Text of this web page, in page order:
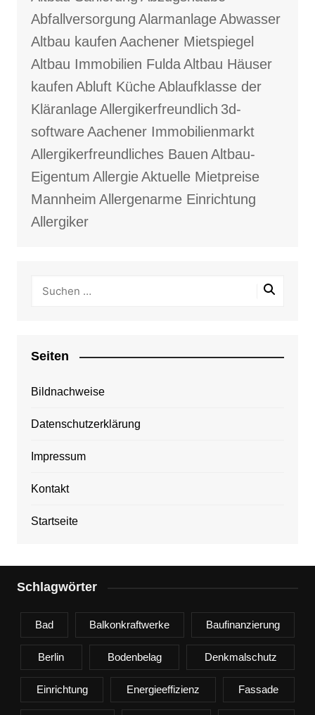
Abfallversorgung AlarmanlageAbwasser
Altbau kaufen Aachener Mietspiegel
Altbau Immobilien FuldaAltbau Häuser
kaufen Abluft KücheAblaufklasse der
KläranlageAllergikerfreundlich 3d-
softwareAachener Immobilienmarkt
Allergikerfreundliches Bauen Altbau-
Eigentum AllergieAktuelle Mietpreise
Mannheim Allergenarme Einrichtung
Allergiker
Seiten
Bildnachweise
Datenschutzerklärung
Impressum
Kontakt
Startseite
Schlagwörter
Bad Balkonkraftwerke Baufinanzierung
Berlin Bodenbelag Denkmalschutz
Einrichtung Energieeffizienz Fassade